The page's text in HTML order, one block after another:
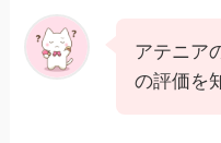
アテニア
の評価を